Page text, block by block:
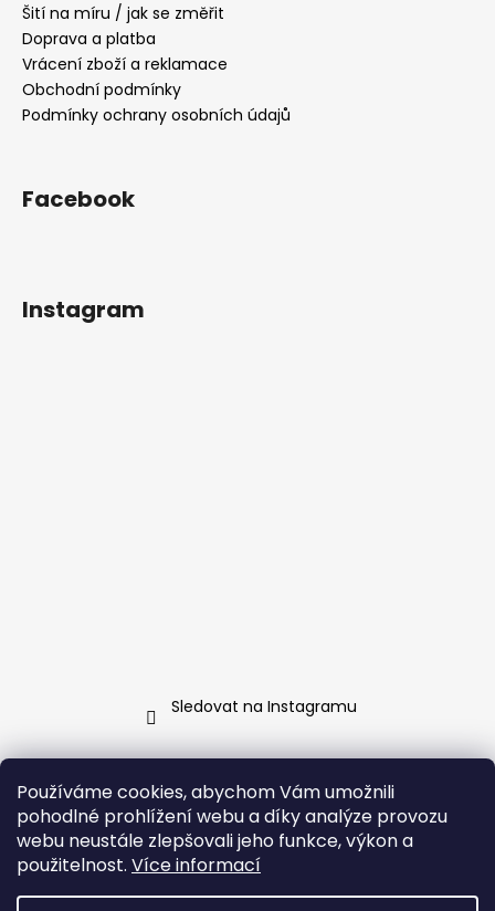
Používáme cookies, abychom Vám umožnili
pohodlné prohlížení webu a díky analýze provozu
webu neustále zlepšovali jeho funkce, výkon a
použitelnost. Více informací
Šití na míru / jak se změřit
Doprava a platba
Vrácení zboží a reklamace
Obchodní podmínky
Podmínky ochrany osobních údajů
Facebook
Instagram
Sledovat na Instagramu
info@ jarosa.cz
+420 737 070 903
Facebook Jarosa
jarosa.fashion/